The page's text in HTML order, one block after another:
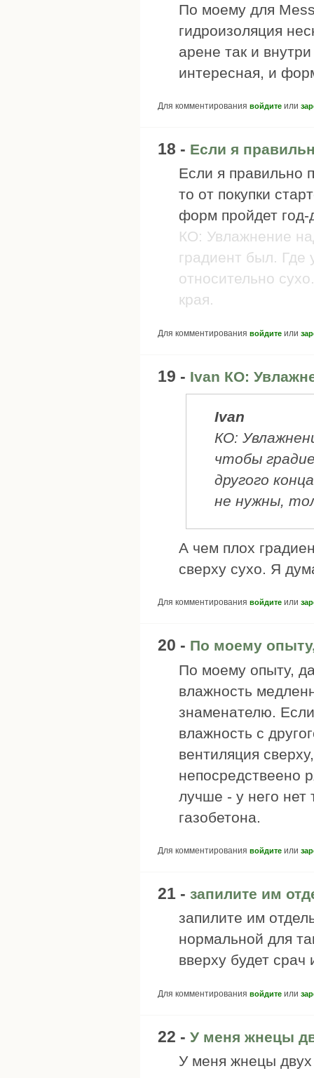
По моему для
гидроизоляция
арене так и
интересная, и
Для комментирования войдите или
18 - Если я
Если я правильно
то от покупки
форм пройдет
КО: Увлажнение
градиент был. Где
относительно
края.
Для комментирования войдите или
19 - Ivan КО:
Ivan
КО:
чтобы
другого
не нужны,
А чем плох
сверху сухо. Я
Для комментирования войдите или
20 - По моему
По моему опыту,
влажность
знаменателю.
влажность с
вентиляция
непосредствеено
лучше - у него нет
газобетона.
Для комментирования войдите или
21 - запилите им
запилите им
нормальной для
вверху будет срач
Для комментирования войдите или
22 - У меня жнецы
У меня жнецы двух